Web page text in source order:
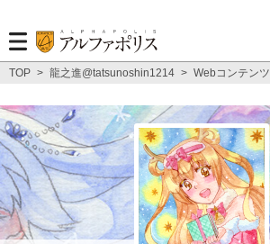
TOP > 龍之進@tatsunoshin1214 > Webコンテンツ